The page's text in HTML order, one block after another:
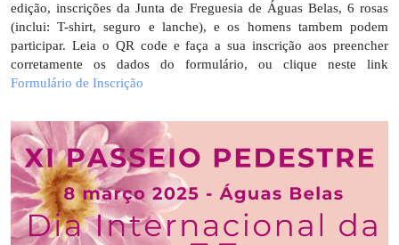
edição, inscrições da Junta de Freguesia de Águas Belas, 6 rosas
(inclui: T-shirt, seguro e lanche), e os homens tambem podem
participar. Leia o QR code e faça a sua inscrição aos preencher
corretamente os dados do formulário, ou clique neste link
Formulário de Inscrição